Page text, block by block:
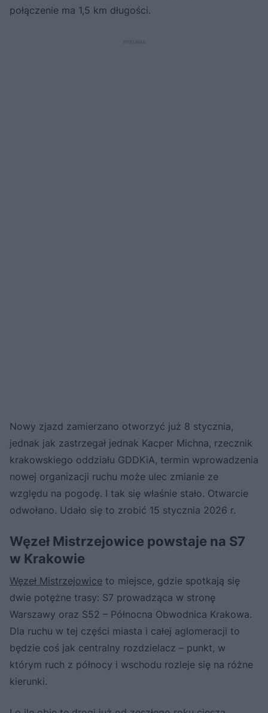
połączenie ma 1,5 km długości.
Nowy zjazd zamierzano otworzyć już 8 stycznia,
jednak jak zastrzegał jednak Kacper Michna, rzecznik
krakowskiego oddziału GDDKiA, termin wprowadzenia
nowej organizacji ruchu może ulec zmianie ze
względu na pogodę. I tak się właśnie stało. Otwarcie
odwołano. Udało się to zrobić 15 stycznia 2026 r.
Węzeł Mistrzejowice powstaje na S7
w Krakowie
Węzeł Mistrzejowice to miejsce, gdzie spotkają się
dwie potężne trasy: S7 prowadząca w stronę
Warszawy oraz S52 – Północna Obwodnica Krakowa.
Dla ruchu w tej części miasta i całej aglomeracji to
będzie coś jak centralny rozdzielacz – punkt, w
którym ruch z północy i wschodu rozleje się na różne
kierunki.